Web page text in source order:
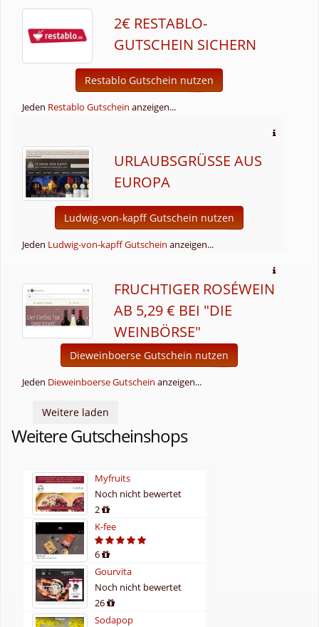
2€ RESTABLO-
GUTSCHEIN SICHERN
Restablo Gutschein nutzen
Jeden Restablo Gutschein anzeigen...
URLAUBSGRÜSSE AUS E
UROPA
Ludwig-von-kapff Gutschein nutzen
Jeden Ludwig-von-kapff Gutschein anzeigen...
FRUCHTIGER ROSÉWEIN
AB 5,29 € BEI "DIE
WEINBÖRSE"
Dieweinboerse Gutschein nutzen
Jeden Dieweinboerse Gutschein anzeigen...
Weitere laden
Weitere Gutscheinshops
Myfruits
Noch nicht bewertet
2
K-fee
6
Gourvita
Noch nicht bewertet
26
Sodapop